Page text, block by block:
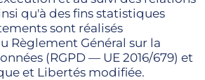
qu'à des fins statistiques
sont réalisés
Règlement Général sur la
(RGPD — UE 2016/679) et
et Libertés modifiée.